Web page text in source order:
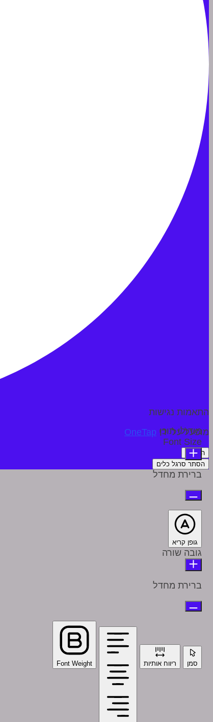
התאמות נגישות
מופעל על ידי OneTap
הצהרה
הסתר סרגל כלים
מודולי תוכן
Font Size
ברירת מחדל
גופן קריא
גובה שורה
ברירת מחדל
סמן ריווח אותיות Font Weight